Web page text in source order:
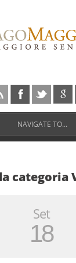
NAVIGATE TO...
categoria
Set
18